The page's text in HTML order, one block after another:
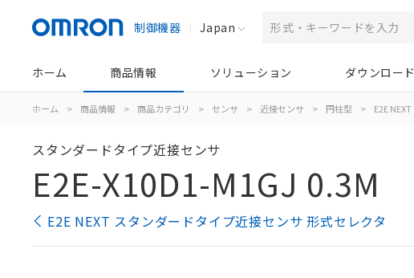
制御機器 Japan
ホーム 商品情報 ソリューション ダウンロード
ホーム > 商品情報 > 商品カテゴリ > センサ > 近接センサ > 円柱型 > E2E NEXT
スタンダードタイプ近接センサ
E2E-X10D1-M1GJ 0.3M
E2E NEXT スタンダードタイプ近接センサ 形式セレクタ